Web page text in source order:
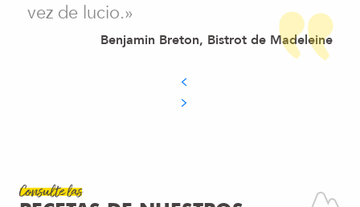
vez de lucio.»
Benjamin Breton, Bistrot de Madeleine
Consulte las Receta